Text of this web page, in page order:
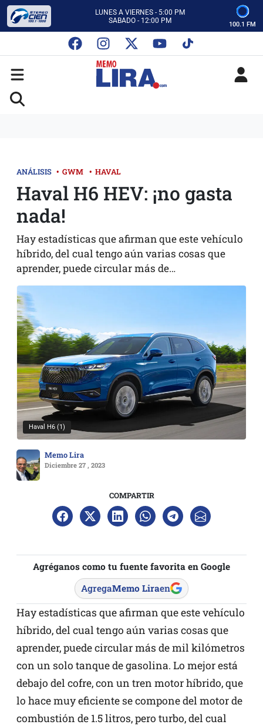
LUNES A VIERNES - 5:00 PM
SABADO - 12:00 PM
CON MEMO LIRA Y SU EQUIPO
LUNES A VIERNES - 5:00 PM
SABADO - 12:00 PM
100.1 FM
ANÁLISIS • GWM • HAVAL
Haval H6 HEV: ¡no gasta
nada!
Hay estadísticas que afirman que este vehículo
híbrido, del cual tengo aún varias cosas que
aprender, puede circular más de…
Haval H6 (1)
Memo Lira
Diciembre 27 , 2023
COMPARTIR
Agréganos como tu fuente favorita en Google
AgregaMemo Liraen
Hay estadísticas que afirman que este vehículo
híbrido, del cual tengo aún varias cosas que
aprender, puede circular más de mil kilómetros
con un solo tanque de gasolina. Lo mejor está
debajo del cofre, con un tren motor híbrido, que
lo hace muy eficiente se compone del motor de
combustión de 1.5 litros, pero turbo, del cual